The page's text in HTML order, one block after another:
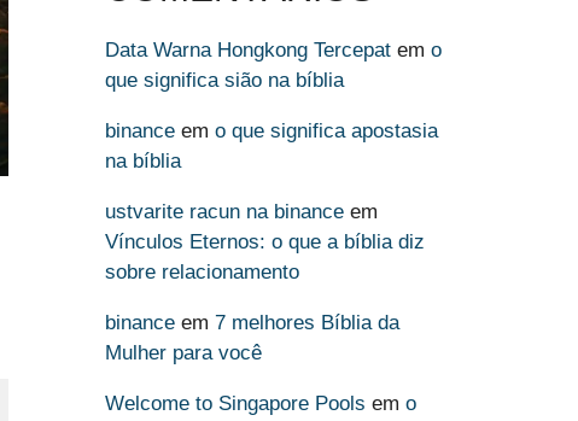
Data Warna Hongkong Tercepat em o
que significa sião na bíblia
binance em o que significa apostasia
na bíblia
ustvarite racun na binance em
Vínculos Eternos: o que a bíblia diz
sobre relacionamento
binance em 7 melhores Bíblia da
Mulher para você
Welcome to Singapore Pools em o